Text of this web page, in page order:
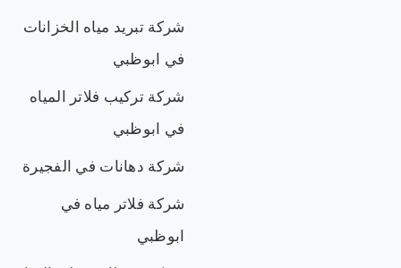
شركة تبريد مياه الخزانات
في ابوظبي
شركة تركيب فلاتر المياه
في ابوظبي
شركة دهانات في الفجيرة
شركة فلاتر مياه في
ابوظبي